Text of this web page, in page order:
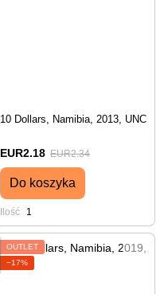
10 Dollars, Namibia, 2013, UNC
EUR2.18 EUR2.34
Do koszyka
Ilość 1
OUTLET
−17%